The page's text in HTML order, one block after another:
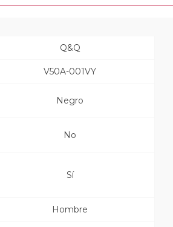
Q&Q
V50A-001VY
Negro
No
Sí
Hombre